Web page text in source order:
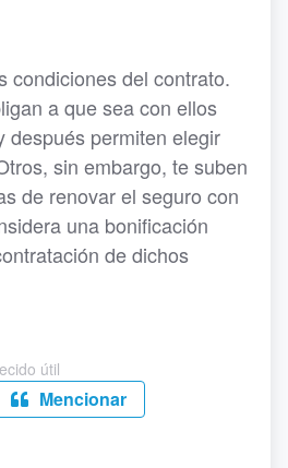
condiciones del contrato.
a que sea con ellos
después permiten elegir
sin embargo, te suben
de renovar el seguro con
una bonificación
de dichos
útil
Mencionar